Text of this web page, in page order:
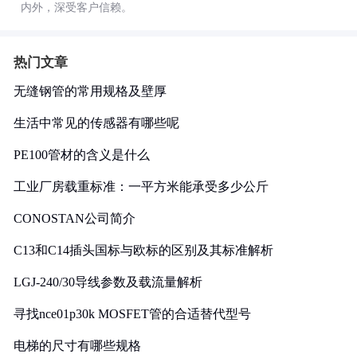
内外，深受客户信赖。
热门文章
无缝钢管的常用规格及壁厚
生活中常见的传感器有哪些呢
PE100管材的含义是什么
工业厂房载重标准：一平方米能承受多少公斤
CONOSTAN公司简介
C13和C14插头国标与欧标的区别及其标准解析
LGJ-240/30导线参数及载流量解析
寻找nce01p30k MOSFET管的合适替代型号
电梯的尺寸有哪些规格